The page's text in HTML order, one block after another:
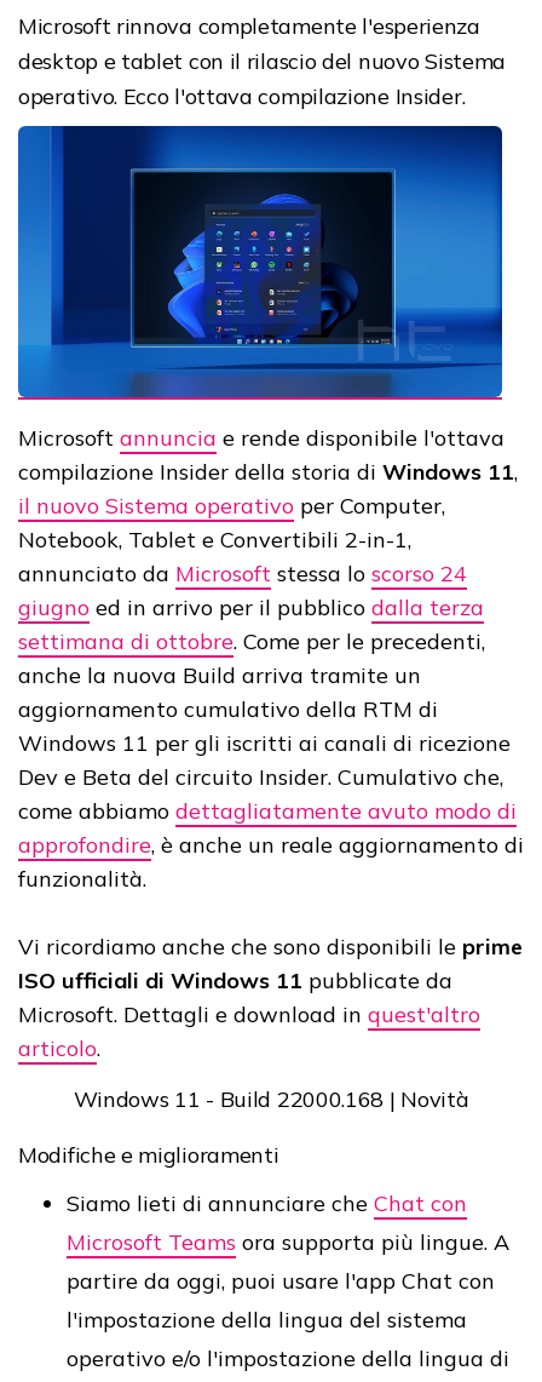
Microsoft rinnova completamente l'esperienza
desktop e tablet con il rilascio del nuovo Sistema
operativo. Ecco l'ottava compilazione Insider.
Microsoft annuncia e rende disponibile l'ottava
compilazione Insider della storia di Windows 11,
il nuovo Sistema operativo per Computer,
Notebook, Tablet e Convertibili 2-in-1,
annunciato da Microsoft stessa lo scorso 24
giugno ed in arrivo per il pubblico dalla terza
settimana di ottobre. Come per le precedenti,
anche la nuova Build arriva tramite un
aggiornamento cumulativo della RTM di
Windows 11 per gli iscritti ai canali di ricezione
Dev e Beta del circuito Insider. Cumulativo che,
come abbiamo dettagliatamente avuto modo di
approfondire, è anche un reale aggiornamento di
funzionalità.
Vi ricordiamo anche che sono disponibili le prime
ISO ufficiali di Windows 11 pubblicate da
Microsoft. Dettagli e download in quest'altro
articolo.
Windows 11 - Build 22000.168 | Novità
Modifiche e miglioramenti
Siamo lieti di annunciare che Chat con
Microsoft Teams ora supporta più lingue. A
partire da oggi, puoi usare l'app Chat con
l'impostazione della lingua del sistema
operativo e/o l'impostazione della lingua di